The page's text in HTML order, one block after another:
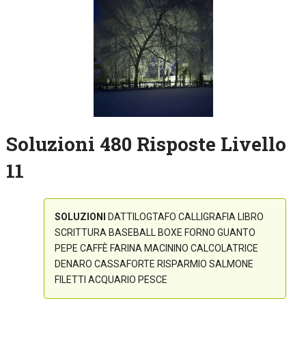
Soluzioni 480 Risposte Livello
11
SOLUZIONI
DATTILOGTAFO CALLIGRAFIA LIBRO
SCRITTURA BASEBALL BOXE FORNO GUANTO
PEPE CAFFÈ FARINA MACININO CALCOLATRICE
DENARO CASSAFORTE RISPARMIO SALMONE
FILETTI ACQUARIO PESCE